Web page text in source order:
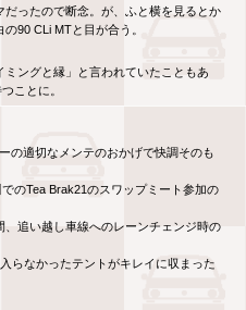
ったので断念。が、ふと横を見るとか
90 CLi MTと目が合う。
ングと縁」と言われていたこともあ
ことに。
の適切なメンテのおかげで快調そのも
のTea Brak21のスワップミート参加の
追い越し車線へのレーンチェンジ時の
らなかったテントがキレイに収まった